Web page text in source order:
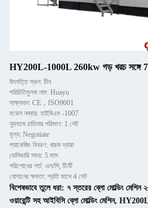
HY200L-1000L 260kw গড় খরচ সঙ্গে
উৎপত্তি স্থল: চীন
পরিচিতিমুলক নাম: Huayu
সাক্ষ্যদান: CE，ISO9001
মডেল নম্বার: হাইবিএম -1007
ন্যূনতম চাহিদার পরিমাণ: 1 সেট
মূল্য: Negotiate
প্যাকেজিং বিবরণ: ধারক দ্বারা
ডেলিভারি সময়: 5 মাস
পরিশোধের শর্ত: এল/সি, টি/টি
যোগানের ক্ষমতা: প্রতি মাসে 4 সেট
বিশেষভাবে তুলে ধরা: ৭ স্তরের ব্লো মোল্ডিং মেশিন
ওয়ারেন্টি সহ আইবিসি ব্লো মোল্ডিং মেশিন, HY200L-